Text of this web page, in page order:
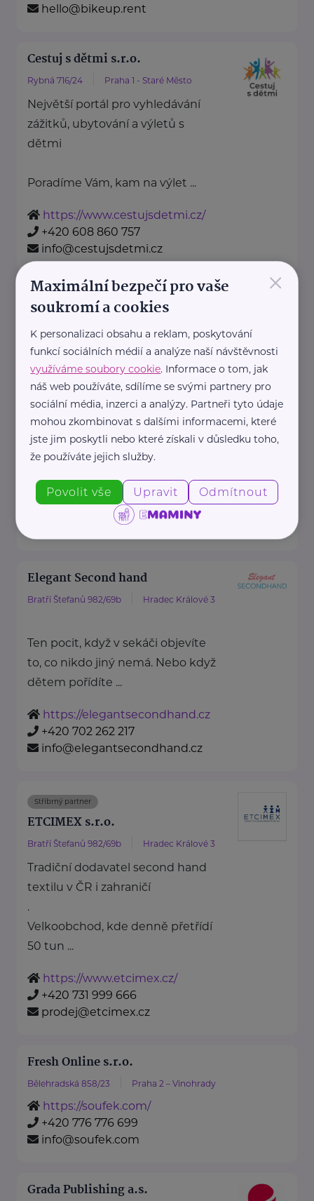
hello@bikeup.rent
Cestuj s dětmi s.r.o.
Rybná 716/24 Praha 1 - Staré Město
Největší portál pro vyhledávání
zážitků, ubytování a výletů s
dětmi
Poradíme Vám, kam na výlet ...
https://www.cestujsdetmi.cz/
+420 608 860 757
info@cestujsdetmi.cz
Český zahrádkářský svaz, z.s.
Redakce webu iZahrádkář.cz
e-mail: tomasek@zahradkari.cz
Redakce časopisu
Rokycanova 15, 130 00 Praha 3e-
mail: redakce@zahradkari.cz
tel.: 222 781 773
fax: ...
https://www.zahradkari.cz/
+420 222 782 710
ustredi@zahradkari.cz
Elegant Second hand
Bratří Štefanů 982/69b Hradec Králové 3
Ten pocit, když v sekáči objevíte
to, co nikdo jiný nemá. Nebo když
dětem pořídíte ...
https://elegantsecondhand.cz
+420 702 262 217
info@elegantsecondhand.cz
Stříbrný partner
ETCIMEX s.r.o.
Bratří Štefanů 982/69b Hradec Králové 3
Tradiční dodavatel second hand
textilu v ČR i zahraničí
.
Velkoobchod, kde denně přetřídí
50 tun ...
https://www.etcimex.cz/
+420 731 999 666
prodej@etcimex.cz
Fresh Online s.r.o.
Bělehradská 858/23 Praha 2 – Vinohrady
https://soufek.com/
+420 776 776 699
info@soufek.com
Grada Publishing a.s.
×
Maximální bezpečí pro vaše
soukromí a cookies
K personalizaci obsahu a reklam, poskytování
funkcí sociálních médií a analýze naší návštěvnosti
využíváme soubory cookie. Informace o tom, jak
náš web používáte, sdílíme se svými partnery pro
sociální média, inzerci a analýzy. Partneři tyto údaje
mohou zkombinovat s dalšími informacemi, které
jste jim poskytli nebo které získali v důsledku toho,
že používáte jejich služby.
Povolit vše Upravit Odmítnout